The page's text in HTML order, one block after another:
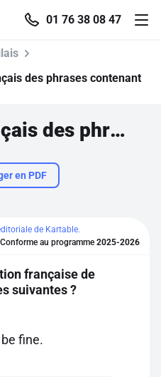
01 76 38 08 47
des phrases contenant
Traduire en français des phrases contenant « will »
en PDF
de Kartable.
au programme 2025-2026
française de
suivantes ?
fine.